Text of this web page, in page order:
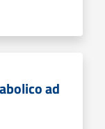
ad